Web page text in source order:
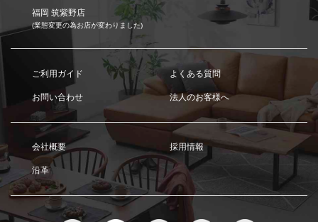
福岡 筑紫野店
(業態変更の為お店が変わりました)
ご利用ガイド よくある質問
お問い合わせ 法人のお客様へ
会社概要 採用情報
沿革